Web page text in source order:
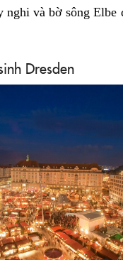
nghi và bờ sông Elbe
Dresden